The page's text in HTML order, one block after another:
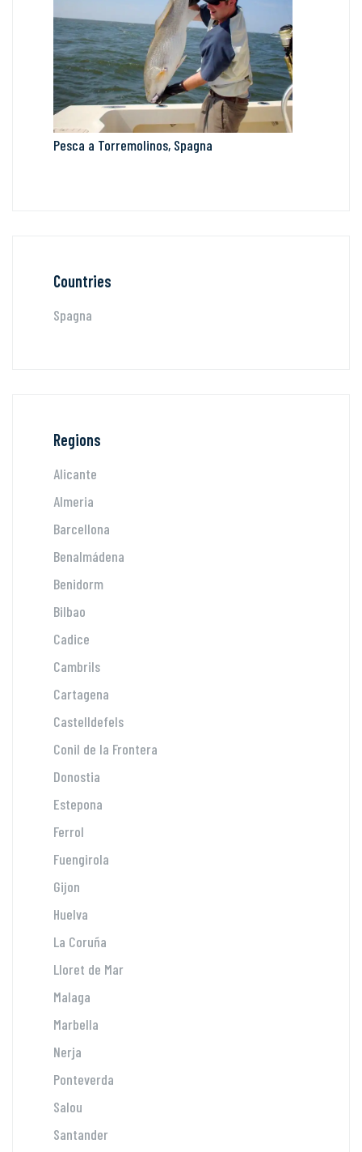
Pesca a Torremolinos, Spagna
Countries
Spagna
Regions
Alicante
Almeria
Barcellona
Benalmádena
Benidorm
Bilbao
Cadice
Cambrils
Cartagena
Castelldefels
Conil de la Frontera
Donostia
Estepona
Ferrol
Fuengirola
Gijon
Huelva
La Coruña
Lloret de Mar
Malaga
Marbella
Nerja
Ponteverda
Salou
Santander